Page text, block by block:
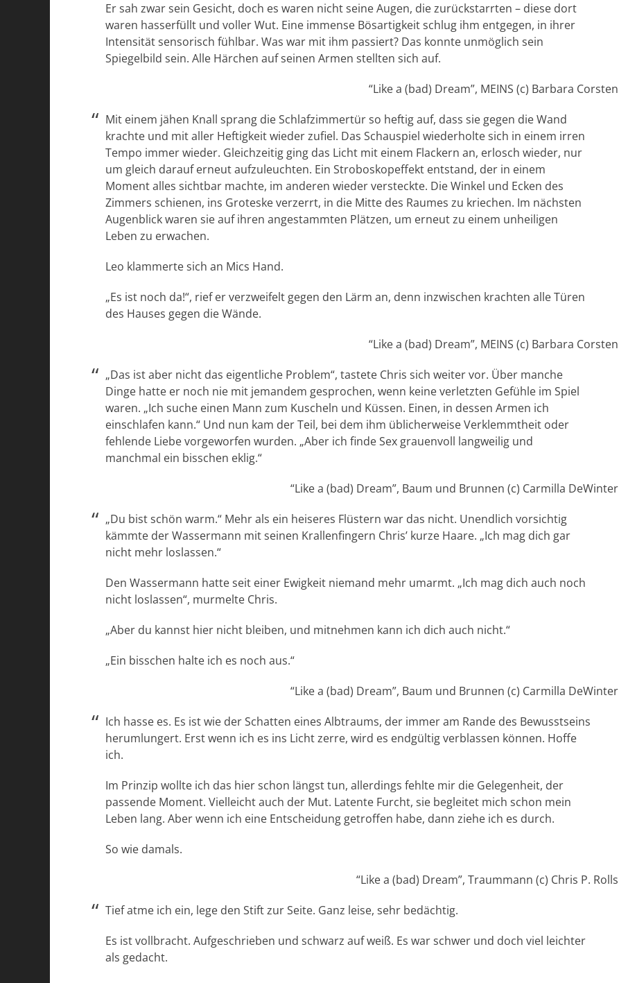
Er sah zwar sein Gesicht, doch es waren nicht seine Augen, die zurückstarrten – diese dort
waren hasserfüllt und voller Wut. Eine immense Bösartigkeit schlug ihm entgegen, in ihrer
Intensität sensorisch fühlbar. Was war mit ihm passiert? Das konnte unmöglich sein
Spiegelbild sein. Alle Härchen auf seinen Armen stellten sich auf.
“Like a (bad) Dream”, MEINS (c) Barbara Corsten
Mit einem jähen Knall sprang die Schlafzimmertür so heftig auf, dass sie gegen die Wand
krachte und mit aller Heftigkeit wieder zufiel. Das Schauspiel wiederholte sich in einem irren
Tempo immer wieder. Gleichzeitig ging das Licht mit einem Flackern an, erlosch wieder, nur
um gleich darauf erneut aufzuleuchten. Ein Stroboskopeffekt entstand, der in einem
Moment alles sichtbar machte, im anderen wieder versteckte. Die Winkel und Ecken des
Zimmers schienen, ins Groteske verzerrt, in die Mitte des Raumes zu kriechen. Im nächsten
Augenblick waren sie auf ihren angestammten Plätzen, um erneut zu einem unheiligen
Leben zu erwachen.
Leo klammerte sich an Mics Hand.
„Es ist noch da!“, rief er verzweifelt gegen den Lärm an, denn inzwischen krachten alle Türen
des Hauses gegen die Wände.
“Like a (bad) Dream”, MEINS (c) Barbara Corsten
„Das ist aber nicht das eigentliche Problem“, tastete Chris sich weiter vor. Über manche
Dinge hatte er noch nie mit jemandem gesprochen, wenn keine verletzten Gefühle im Spiel
waren. „Ich suche einen Mann zum Kuscheln und Küssen. Einen, in dessen Armen ich
einschlafen kann.“ Und nun kam der Teil, bei dem ihm üblicherweise Verklemmtheit oder
fehlende Liebe vorgeworfen wurden. „Aber ich finde Sex grauenvoll langweilig und
manchmal ein bisschen eklig.“
“Like a (bad) Dream”, Baum und Brunnen (c) Carmilla DeWinter
„Du bist schön warm.“ Mehr als ein heiseres Flüstern war das nicht. Unendlich vorsichtig
kämmte der Wassermann mit seinen Krallenfingern Chris’ kurze Haare. „Ich mag dich gar
nicht mehr loslassen.“
Den Wassermann hatte seit einer Ewigkeit niemand mehr umarmt. „Ich mag dich auch noch
nicht loslassen“, murmelte Chris.
„Aber du kannst hier nicht bleiben, und mitnehmen kann ich dich auch nicht.“
„Ein bisschen halte ich es noch aus.“
“Like a (bad) Dream”, Baum und Brunnen (c) Carmilla DeWinter
Ich hasse es. Es ist wie der Schatten eines Albtraums, der immer am Rande des Bewusstseins
herumlungert. Erst wenn ich es ins Licht zerre, wird es endgültig verblassen können. Hoffe
ich.
Im Prinzip wollte ich das hier schon längst tun, allerdings fehlte mir die Gelegenheit, der
passende Moment. Vielleicht auch der Mut. Latente Furcht, sie begleitet mich schon mein
Leben lang. Aber wenn ich eine Entscheidung getroffen habe, dann ziehe ich es durch.
So wie damals.
“Like a (bad) Dream”, Traummann (c) Chris P. Rolls
Tief atme ich ein, lege den Stift zur Seite. Ganz leise, sehr bedächtig.
Es ist vollbracht. Aufgeschrieben und schwarz auf weiß. Es war schwer und doch viel leichter
als gedacht.